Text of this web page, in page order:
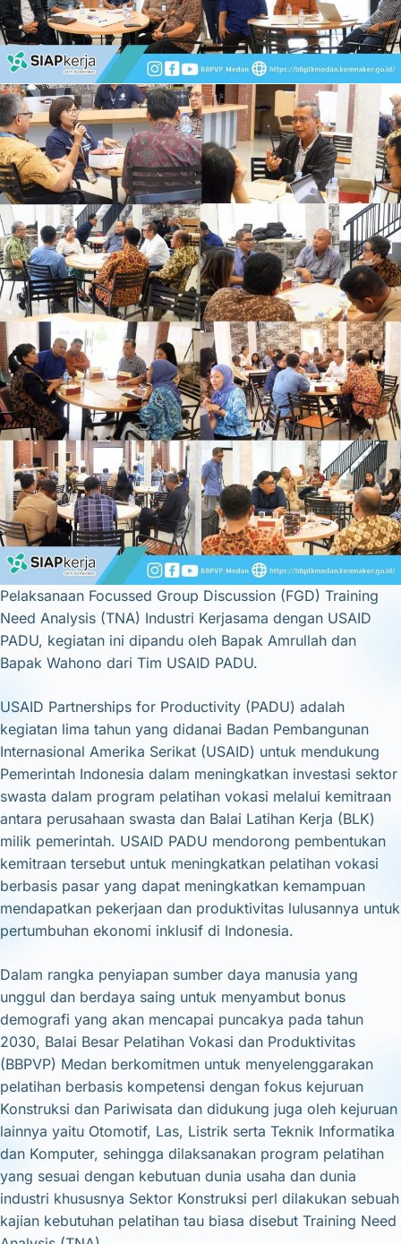
Pelaksanaan Focussed Group Discussion (FGD) Training
Need Analysis (TNA) Industri Kerjasama dengan USAID
PADU, kegiatan ini dipandu oleh Bapak Amrullah dan
Bapak Wahono dari Tim USAID PADU.
USAID Partnerships for Productivity (PADU) adalah
kegiatan lima tahun yang didanai Badan Pembangunan
Internasional Amerika Serikat (USAID) untuk mendukung
Pemerintah Indonesia dalam meningkatkan investasi sektor
swasta dalam program pelatihan vokasi melalui kemitraan
antara perusahaan swasta dan Balai Latihan Kerja (BLK)
milik pemerintah. USAID PADU mendorong pembentukan
kemitraan tersebut untuk meningkatkan pelatihan vokasi
berbasis pasar yang dapat meningkatkan kemampuan
mendapatkan pekerjaan dan produktivitas lulusannya untuk
pertumbuhan ekonomi inklusif di Indonesia.
Dalam rangka penyiapan sumber daya manusia yang
unggul dan berdaya saing untuk menyambut bonus
demografi yang akan mencapai puncakya pada tahun
2030, Balai Besar Pelatihan Vokasi dan Produktivitas
(BBPVP) Medan berkomitmen untuk menyelenggarakan
pelatihan berbasis kompetensi dengan fokus kejuruan
Konstruksi dan Pariwisata dan didukung juga oleh kejuruan
lainnya yaitu Otomotif, Las, Listrik serta Teknik Informatika
dan Komputer, sehingga dilaksanakan program pelatihan
yang sesuai dengan kebutuan dunia usaha dan dunia
industri khususnya Sektor Konstruksi perl dilakukan sebuah
kajian kebutuhan pelatihan tau biasa disebut Training Need